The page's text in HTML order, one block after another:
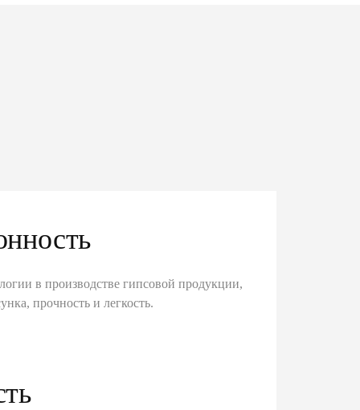
в производстве гипсовой продукции,
прочность и легкость.